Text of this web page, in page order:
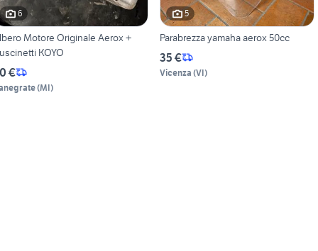
6
Motore Originale Aerox +
KOYO
€
(MI)
5
Parabrezza yamaha aerox 50cc
35 €
Vicenza (VI)